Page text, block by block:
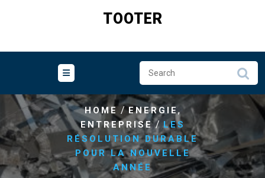
TOOTER
HOME/ENERGIE,
ENTREPRISE/LES
RÉSOLUTION DURABLE
POUR LA NOUVELLE
ANNÉE